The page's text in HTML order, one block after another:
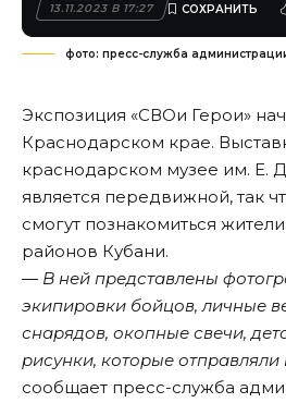
13.11.2023 В 17:27
фото: пресс-служба
Экспозиция «СВОи Герои»
Краснодарском крае.
краснодарском музее им. Е.
является передвижной, так
смогут познакомиться
районов Кубани.
― В ней представлены
экипировки бойцов, личные
снарядов, окопные свечи,
рисунки, которые
сообщает пресс-служба